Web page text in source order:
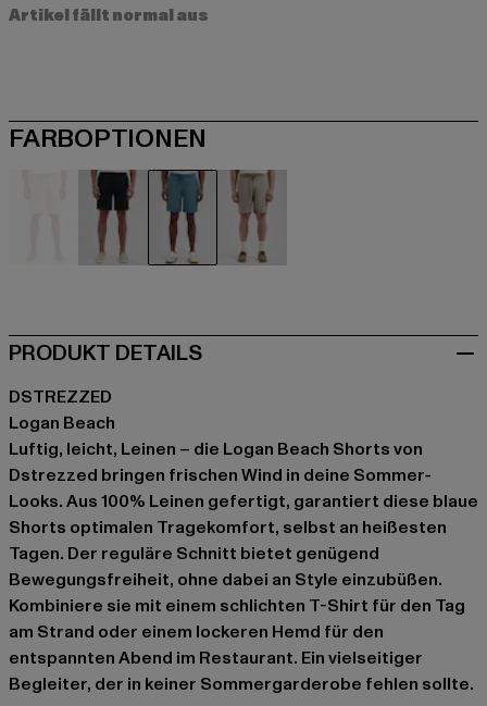
Artikel fällt normal aus
FARBOPTIONEN
PRODUKT DETAILS
DSTREZZED
Logan Beach
Luftig, leicht, Leinen – die Logan Beach Shorts von
Dstrezzed bringen frischen Wind in deine Sommer-
Looks. Aus 100% Leinen gefertigt, garantiert diese blaue
Shorts optimalen Tragekomfort, selbst an heißesten
Tagen. Der reguläre Schnitt bietet genügend
Bewegungsfreiheit, ohne dabei an Style einzubüßen.
Kombiniere sie mit einem schlichten T-Shirt für den Tag
am Strand oder einem lockeren Hemd für den
entspannten Abend im Restaurant. Ein vielseitiger
Begleiter, der in keiner Sommergarderobe fehlen sollte.